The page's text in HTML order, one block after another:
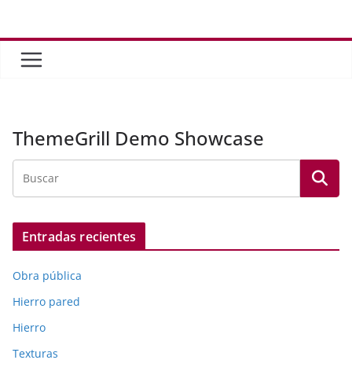
contenido
ThemeGrill Demo Showcase
Entradas recientes
Obra pública
Hierro pared
Hierro
Texturas